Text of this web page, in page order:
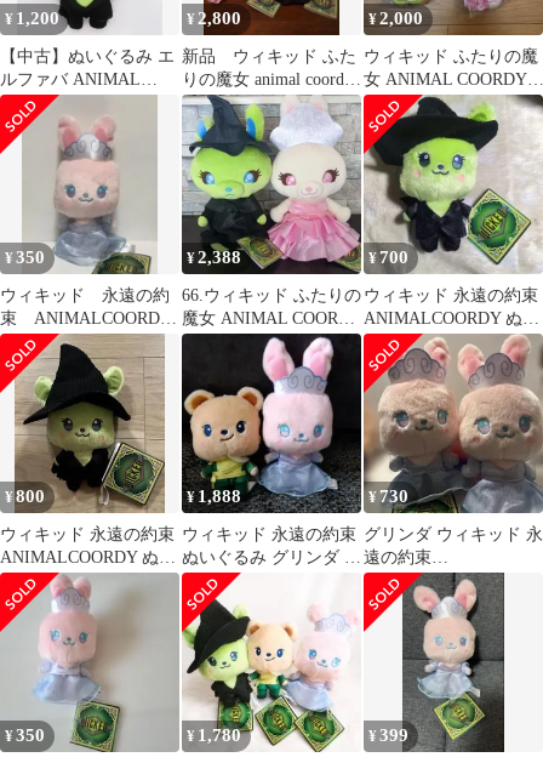
¥ 1,200
【中古】ぬいぐるみ エ
ルファバ ANIMAL
COORDY ぬいぐるみ
(EX) 「ウィキッド 永
遠の約束」
¥ 2,800
新品 ウィキッド ふた
りの魔女 animal coordy
ぬいぐるみ ナムコ
¥2,000
ウィキッド ふたりの魔
女 ANIMAL COORDY L
ぬいぐるみ
¥350
ウィキッド 永遠の約
束 ANIMALCOORDY
ぬいぐるみ グリンダ
②
¥2,388
66.ウィキッド ふたりの
魔女 ANIMAL COORDY
Lぬいぐるみ
¥700
ウィキッド 永遠の約束
ANIMALCOORDY ぬい
ぐるみ エルファバ
¥800
ウィキッド 永遠の約束
ANIMALCOORDY ぬい
ぐるみ エルファバ
¥ 1,888
ウィキッド 永遠の約束
ぬいぐるみ グリンダ フ
ィエロ 映画
¥730
グリンダ ウィキッド 永
遠の約束
ANIMALCOORDY ぬい
ぐるみ
¥350 ¥ 1,780 ¥399